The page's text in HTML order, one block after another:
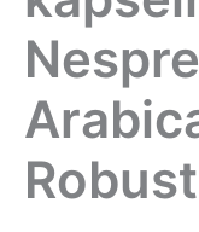
40%
Robusta